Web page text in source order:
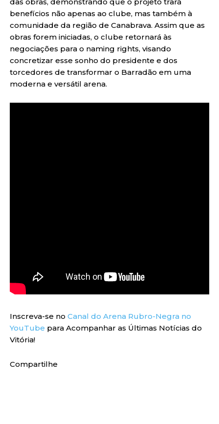
benefícios não apenas ao clube, mas também à
comunidade da região de Canabrava. Assim que as
obras forem iniciadas, o clube retornará às
negociações para o naming rights, visando
concretizar esse sonho do presidente e dos
torcedores de transformar o Barradão em uma
moderna e versátil arena.
Inscreva-se no Canal do Arena Rubro-Negra no
YouTube para Acompanhar as Últimas Notícias do
Vitória!
Compartilhe